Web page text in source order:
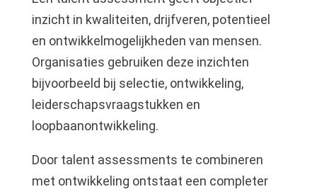
inzicht in kwaliteiten, drijfveren, potentieel
en ontwikkelmogelijkheden van mensen.
Organisaties gebruiken deze inzichten
bijvoorbeeld bij selectie, ontwikkeling,
leiderschapsvraagstukken en
loopbaanontwikkeling.
Door talent assessments te combineren
met ontwikkeling ontstaat een completer